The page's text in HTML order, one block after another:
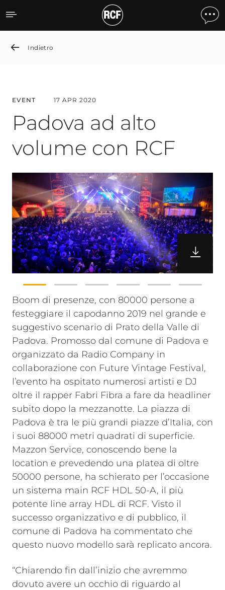
Padua Celebrates the
Indietro
EVENT 17 APR 2020
Padova ad alto
volume con RCF
Boom di presenze, con 80000 persone a
festeggiare il capodanno 2019 nel grande e
suggestivo scenario di Prato della Valle di
Padova. Promosso dal comune di Padova e
organizzato da Radio Company in
collaborazione con Future Vintage Festival,
l’evento ha ospitato numerosi artisti e DJ
oltre il rapper Fabri Fibra a fare da headliner
subito dopo la mezzanotte. La piazza di
Padova è tra le più grandi piazze d’Italia, con
i suoi 88000 metri quadrati di superficie.
Mazzon Service, conoscendo bene la
location e prevedendo una platea di oltre
50000 persone, ha schierato per l’occasione
un sistema main RCF HDL 50-A, il più
potente line array HDL di RCF. Visto il
successo organizzativo e di pubblico, il
comune di Padova ha commentato che
questo nuovo modello sarà replicato ancora.
“Chiarendo fin dall’inizio che avremmo
dovuto avere un occhio di riguardo al